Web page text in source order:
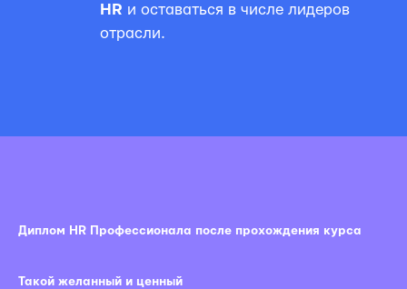
HR и оставаться в числе лидеров
отрасли.
Диплом HR Профессионала после прохождения курса
Такой желанный и ценный